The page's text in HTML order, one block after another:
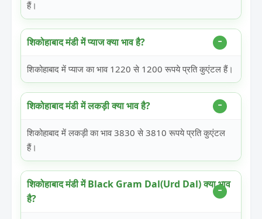
हैं।
शिकोहाबाद मंडी में प्याज क्या भाव है?
शिकोहाबाद में प्याज का भाव 1220 से 1200 रूपये प्रति कुएंटल हैं।
शिकोहाबाद मंडी में लकड़ी क्या भाव है?
शिकोहाबाद में लकड़ी का भाव 3830 से 3810 रूपये प्रति कुएंटल
हैं।
शिकोहाबाद मंडी में Black Gram Dal(Urd Dal) क्या भाव
है?